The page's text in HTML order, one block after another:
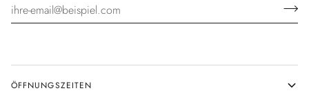
ÖFFNUNGSZEITEN